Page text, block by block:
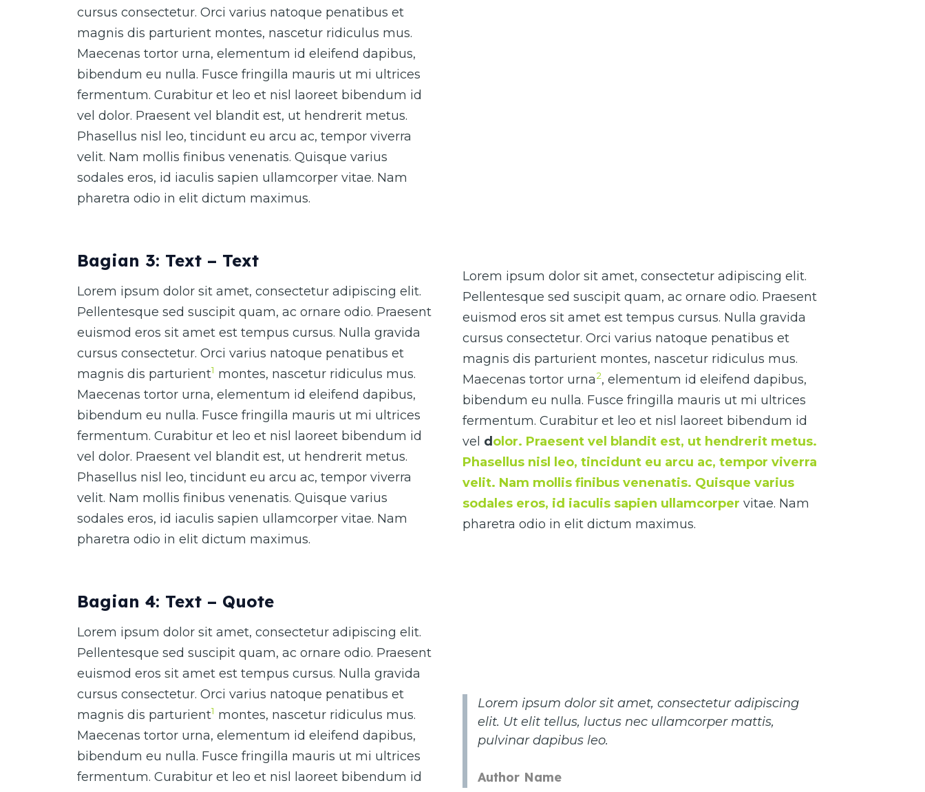
cursus consectetur. Orci varius natoque penatibus et
magnis dis parturient montes, nascetur ridiculus mus.
Maecenas tortor urna, elementum id eleifend dapibus,
bibendum eu nulla. Fusce fringilla mauris ut mi ultrices
fermentum. Curabitur et leo et nisl laoreet bibendum id
vel dolor. Praesent vel blandit est, ut hendrerit metus.
Phasellus nisl leo, tincidunt eu arcu ac, tempor viverra
velit. Nam mollis finibus venenatis. Quisque varius
sodales eros, id iaculis sapien ullamcorper vitae. Nam
pharetra odio in elit dictum maximus.
Bagian 3: Text – Text
Lorem ipsum dolor sit amet, consectetur adipiscing elit.
Pellentesque sed suscipit quam, ac ornare odio. Praesent
euismod eros sit amet est tempus cursus. Nulla gravida
cursus consectetur. Orci varius natoque penatibus et
magnis dis parturient1 montes, nascetur ridiculus mus.
Maecenas tortor urna, elementum id eleifend dapibus,
bibendum eu nulla. Fusce fringilla mauris ut mi ultrices
fermentum. Curabitur et leo et nisl laoreet bibendum id
vel dolor. Praesent vel blandit est, ut hendrerit metus.
Phasellus nisl leo, tincidunt eu arcu ac, tempor viverra
velit. Nam mollis finibus venenatis. Quisque varius
sodales eros, id iaculis sapien ullamcorper vitae. Nam
pharetra odio in elit dictum maximus.
Lorem ipsum dolor sit amet, consectetur adipiscing elit.
Pellentesque sed suscipit quam, ac ornare odio. Praesent
euismod eros sit amet est tempus cursus. Nulla gravida
cursus consectetur. Orci varius natoque penatibus et
magnis dis parturient montes, nascetur ridiculus mus.
Maecenas tortor urna2, elementum id eleifend dapibus,
bibendum eu nulla. Fusce fringilla mauris ut mi ultrices
fermentum. Curabitur et leo et nisl laoreet bibendum id
vel dolor. Praesent vel blandit est, ut hendrerit metus.
Phasellus nisl leo, tincidunt eu arcu ac, tempor viverra
velit. Nam mollis finibus venenatis. Quisque varius
sodales eros, id iaculis sapien ullamcorper vitae. Nam
pharetra odio in elit dictum maximus.
Bagian 4: Text – Quote
Lorem ipsum dolor sit amet, consectetur adipiscing elit.
Pellentesque sed suscipit quam, ac ornare odio. Praesent
euismod eros sit amet est tempus cursus. Nulla gravida
cursus consectetur. Orci varius natoque penatibus et
magnis dis parturient1 montes, nascetur ridiculus mus.
Maecenas tortor urna, elementum id eleifend dapibus,
bibendum eu nulla. Fusce fringilla mauris ut mi ultrices
fermentum. Curabitur et leo et nisl laoreet bibendum id
Lorem ipsum dolor sit amet, consectetur adipiscing
elit. Ut elit tellus, luctus nec ullamcorper mattis,
pulvinar dapibus leo.
Author Name